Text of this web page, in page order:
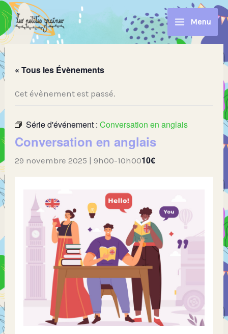
Aller
au
contenu
Menu
« Tous les Évènements
Cet évènement est passé.
Série d'événement :Conversation en anglais
Conversation en anglais
29 novembre 2025 | 9h00-10h0010€